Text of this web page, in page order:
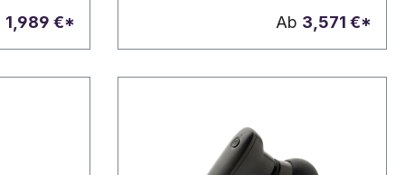
FSC-
1,989 €*
weichen Gummiendstücken für
ein mehr als entspannendes
Erlebnis. Zylinderförmiges
Fußmassagegerät.
Vielzahl von Massagepunkten.
Passende Tasche mit
Ab 3,571 €*